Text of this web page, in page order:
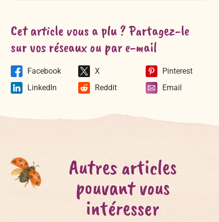
Cet article vous a plu ? Partagez-le
sur vos réseaux ou par e-mail
Facebook X
Pinterest
LinkedIn
Reddit Email
Autres articles
pouvant vous
intéresser